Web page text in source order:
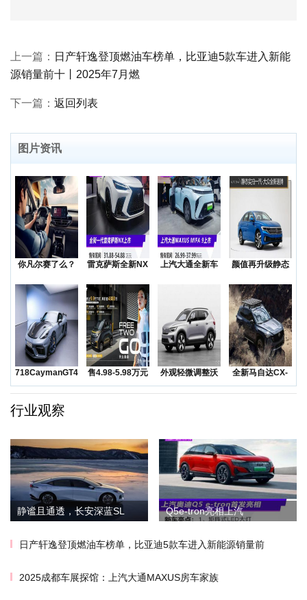
上一篇： 日产轩逸登顶燃油车榜单，比亚迪5款车进入新能
源销量前十丨2025年7月燃
下一篇： 返回列表
图片资讯
你凡尔赛了么？
降价
雷克萨斯全新NX
上汽大通全新车
颜值再升级静态
新
718CaymanGT4RS
领衔
售4.98-5.98万元
五菱Na
外观轻微调整沃
尔沃发布海外版
全新马自达CX-
50越野SUV正
行业观察
静谧且通透，长安深蓝SL Q5e-tron亮相上汽
日产轩逸登顶燃油车榜单，比亚迪5款车进入新能源销量前
2025成都车展探馆：上汽大通MAXUS房车家族